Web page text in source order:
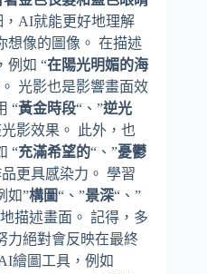
，AI就能更好地理解
想像的圖像。 在描述
例如 “在陽光明媚的海
光影也是影響畫面效
“黃金時段“、”逆光
影效果。 此外，也
“充滿希望的“、”憂鬱
更具感染力。 學習
如”構圖“、”景深“、”
描述畫面。 記得，多
力絕對會反映在最終
繪圖工具，例如